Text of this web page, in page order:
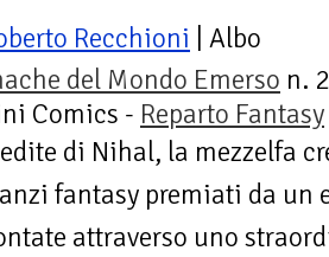
Recchioni | Albo
del Mondo Emerso n.
Comics - Reparto Fantasy
di Nihal, la mezzelfa
fantasy premiati da un
attraverso uno